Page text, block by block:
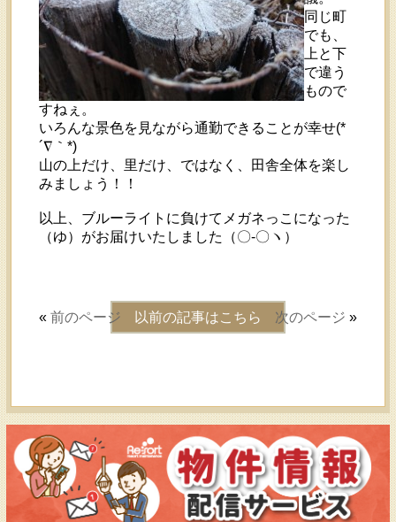
同じ町
でも、
上と下
で違う
もので
すねぇ。
いろんな景色を見ながら通勤できることが幸せ(*
´∇｀*)
山の上だけ、里だけ、ではなく、田舎全体を楽し
みましょう！！
以上、ブルーライトに負けてメガネっこになった
（ゆ）がお届けいたしました（〇-〇ヽ）
« 前のページ 次のページ »
以前の記事はこちら